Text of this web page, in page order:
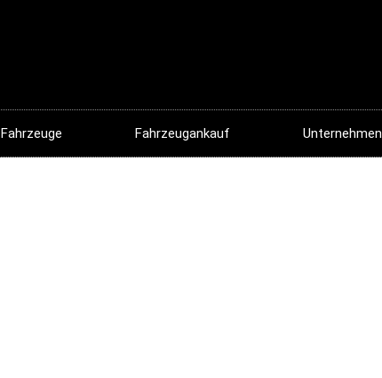
Fahrzeuge Fahrzeugankauf Unternehmen